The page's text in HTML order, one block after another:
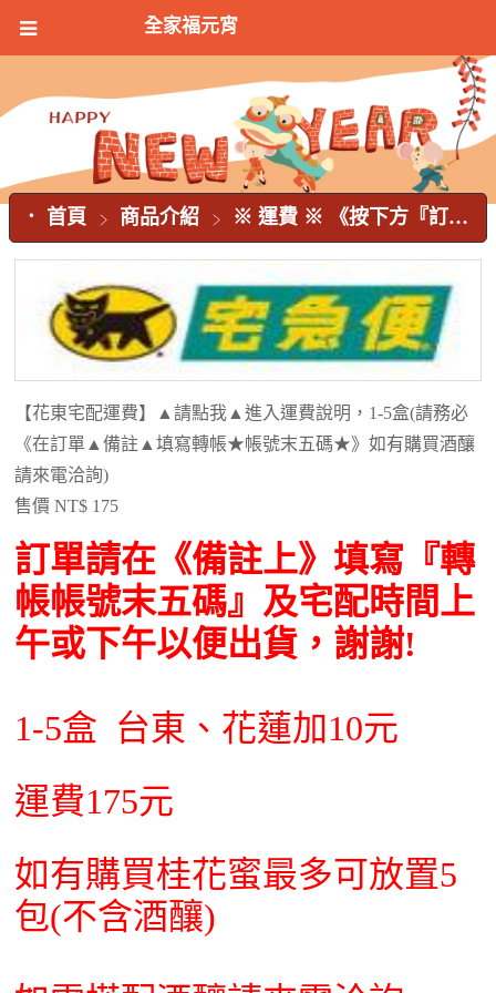
全家福元宵
首頁 商品介紹 ※ 運費 ※ 《按下方『訂單送出』後會跳轉至〈訂購單〉！請再按「確認」！訂購單才能成功送出！或請來電確認查詢，避免已匯款後無法出貨查找！謝謝》
【花東宅配運費】▲請點我▲進入運費說明，1-5盒(請務必
《在訂單▲備註▲填寫轉帳★帳號末五碼★》如有購買酒釀
請來電洽詢)
售價 NT$ 175
訂單請在《備註上》填寫 『轉
帳帳號末五碼』 及宅配時間上
午或下午以便出貨，謝謝!
1-5盒 台東、花蓮加10元
運費175元
如有購買桂花蜜最多可放置5
包(不含酒釀)